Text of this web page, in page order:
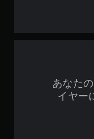
あなた
イヤー